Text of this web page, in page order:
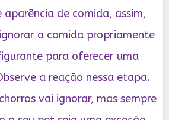
aparência de comida, assim,
a comida propriamente
para oferecer uma
a reação nessa etapa.
vai ignorar, mas sempre